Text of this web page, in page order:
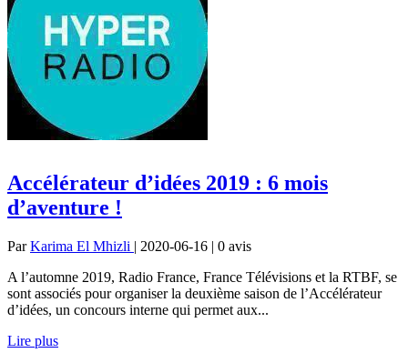
Accélérateur d’idées 2019 : 6 mois
d’aventure !
ParKarima El Mhizli | 2020-06-16 | 0 avis
A l’automne 2019, Radio France, France Télévisions et la RTBF, se
sont associés pour organiser la deuxième saison de l’Accélérateur
d’idées, un concours interne qui permet aux...
Lire plus